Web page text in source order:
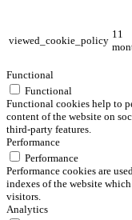
viewed_cookie_policy
11
Functional
Functional
Functional cookies help to
content of the website on
third-party features.
Performance
Performance
Performance cookies are
indexes of the website
visitors.
Analytics